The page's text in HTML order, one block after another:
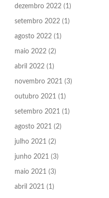
dezembro 2022 (1)
setembro 2022 (1)
agosto 2022 (1)
maio 2022 (2)
abril 2022 (1)
novembro 2021 (3)
outubro 2021 (1)
setembro 2021 (1)
agosto 2021 (2)
julho 2021 (2)
junho 2021 (3)
maio 2021 (3)
abril 2021 (1)